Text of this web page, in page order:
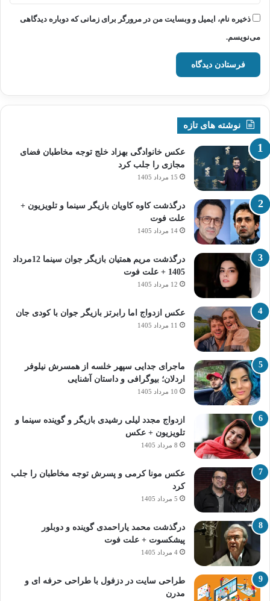
ذخیره نام، ایمیل و وبسایت من در مرورگر برای زمانی که دوباره دیدگاهی
می‌نویسم.
نوشته های تازه
عکس خانوادگی بهزاد خلج توجه مخاطبان فضای
مجازی را جلب کرد
15 مرداد 1405
درگذشت کاوه کاویان بازیگر سینما و تلویزیون +
علت فوت
14 مرداد 1405
درگذشت مریم همتیان بازیگر جوان سینما 12مرداد
1405 + علت فوت
12 مرداد 1405
عکس ازدواج اما رابرتز بازیگر جوان با کودی جان
11 مرداد 1405
ماجرای جدایی سپهر خلسه از همسرش نیلوفر
اردلان؛ بیوگرافی و داستان آشنایی
10 مرداد 1405
ازدواج مجدد لیلی رشیدی بازیگر و گوینده سینما و
تلویزیون + عکس
8 مرداد 1405
عکس مونا کرمی و پسرش توجه مخاطبان را جلب
کرد
5 مرداد 1405
درگذشت محمد یاراحمدی گوینده و دوبلور
پیشکسوت + علت فوت
4 مرداد 1405
طراحی سایت در دزفول با طراحی حرفه‌ ای و
مدرن